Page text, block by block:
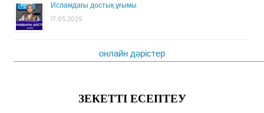
Исламдағы достық ұғымы
17.05.2025
онлайн дәрістер